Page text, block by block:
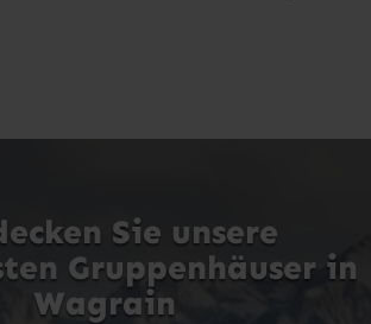
Sie unsere
Gruppenhäuser in
Wagrain